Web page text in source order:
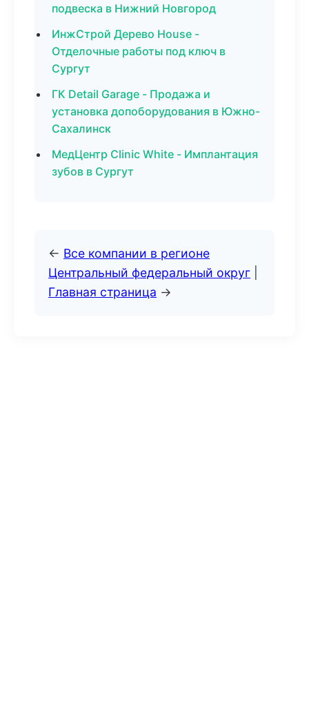
подвеска в Нижний Новгород
ИнжСтрой Дерево House -
Отделочные работы под ключ в
Сургут
ГК Detail Garage - Продажа и
установка допоборудования в Южно-
Сахалинск
МедЦентр Clinic White - Имплантация
зубов в Сургут
← Все компании в регионе
Центральный федеральный округ
Главная страница →